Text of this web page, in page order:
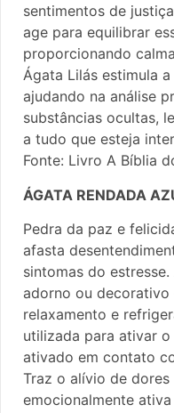
sentimentos de
age para equilibrar
proporcionando
Ágata Lilás estimula
ajudando na análise
substâncias ocultas,
a tudo que esteja
Fonte: Livro A Bíblia
ÁGATA RENDADA
Pedra da paz e
afasta
sintomas do
adorno ou decorativo
relaxamento e
utilizada para ativar
ativado em contato
Traz o alívio de
emocionalmente